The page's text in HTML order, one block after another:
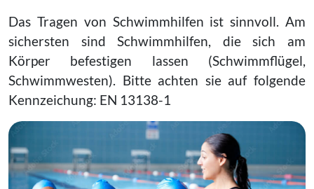
Das Tragen von Schwimmhilfen ist sinnvoll. Am
sichersten sind Schwimmhilfen, die sich am
Körper befestigen lassen (Schwimmflügel,
Schwimmwesten). Bitte achten sie auf folgende
Kennzeichung: EN 13138-1